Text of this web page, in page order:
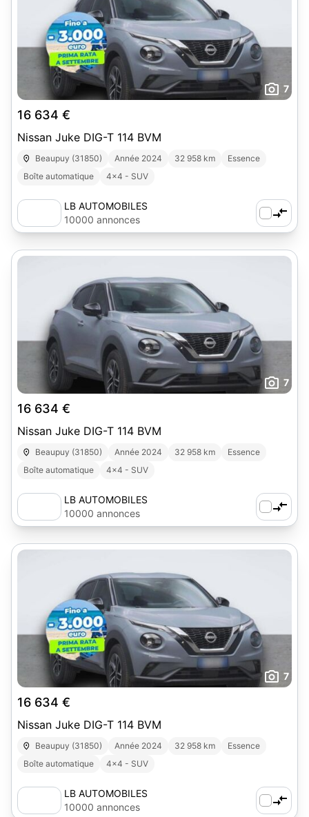
7
16 634 €
Nissan Juke DIG-T 114 BVM
Beaupuy (31850) Année 2024 32 958 km
Essence
Boîte automatique
4x4 - SUV
LB AUTOMOBILES
10000 annonces
7
16 634 €
Nissan Juke DIG-T 114 BVM
Beaupuy (31850) Année 2024 32 958 km
Essence
Boîte automatique
4x4 - SUV
LB AUTOMOBILES
10000 annonces
7
16 634 €
Nissan Juke DIG-T 114 BVM
Beaupuy (31850) Année 2024 32 958 km
Essence
Boîte automatique
4x4 - SUV
LB AUTOMOBILES
10000 annonces